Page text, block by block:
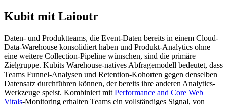
Kubit mit Laioutr
Daten- und Produktteams, die Event-Daten bereits in einem Cloud-
Data-Warehouse konsolidiert haben und Produkt-Analytics ohne
eine weitere Collection-Pipeline wünschen, sind die primäre
Zielgruppe. Kubits Warehouse-natives Abfragemodell bedeutet, dass
Teams Funnel-Analysen und Retention-Kohorten gegen denselben
Datensatz durchführen können, der bereits ihre anderen Analytics-
Werkzeuge speist. Kombiniert mit Performance and Core Web
Vitals-Monitoring erhalten Teams ein vollständiges Signal, von